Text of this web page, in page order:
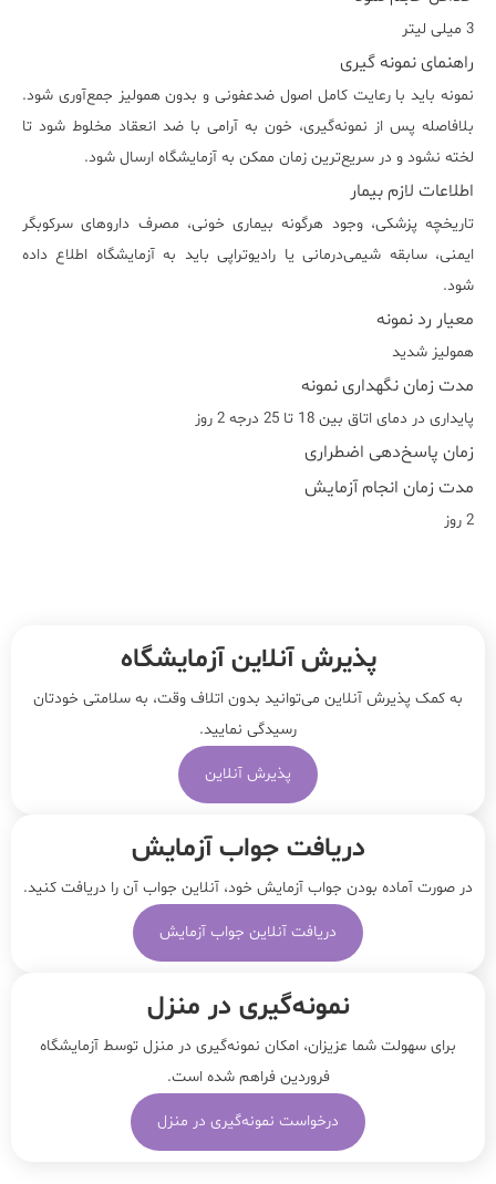
3 میلی لیتر
راهنمای نمونه گیری
نمونه باید با رعایت کامل اصول ضدعفونی و بدون همولیز جمع‌آوری شود.
بلافاصله پس از نمونه‌گیری، خون به آرامی با ضد انعقاد مخلوط شود تا
لخته نشود و در سریع‌ترین زمان ممکن به آزمایشگاه ارسال شود.
اطلاعات لازم بیمار
تاریخچه پزشکی، وجود هرگونه بیماری خونی، مصرف داروهای سرکوبگر
ایمنی، سابقه شیمی‌درمانی یا رادیوتراپی باید به آزمایشگاه اطلاع داده
شود.
معیار رد نمونه
همولیز شدید
مدت زمان نگهداری نمونه
پایداری در دمای اتاق بین 18 تا 25 درجه 2 روز
زمان پاسخ‌دهی اضطراری
مدت زمان انجام آزمایش
2 روز
پذیرش آنلاین آزمایشگاه
به کمک پذیرش آنلاین می‌توانید بدون اتلاف وقت، به سلامتی خودتان
رسیدگی نمایید.
پذیرش آنلاین
دریافت جواب آزمایش
در صورت آماده بودن جواب آزمایش خود، آنلاین جواب‌ آن را دریافت کنید.
دریافت آنلاین جواب آزمایش
نمونه‌‌گیری در منزل
برای سهولت شما عزیزان، امکان نمونه‌گیری در منزل توسط آزمایشگاه
فروردین فراهم شده است.
درخواست نمونه‌گیری در منزل